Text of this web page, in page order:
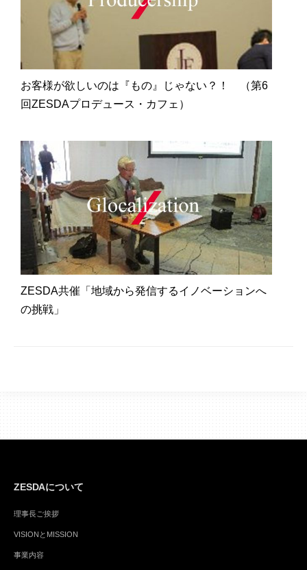
お客様が欲しいのは『もの』じゃない？！ （第6
回ZESDAプロデュース・カフェ）
ZESDA共催「地域から発信するイノベーションへ
の挑戦」
ZESDAについて
理事長ご挨拶
VISIONとMISSION
事業内容